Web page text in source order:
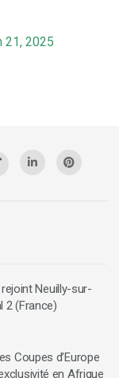
21, 2025
Neuilly-sur-
2 (France)
Coupes d’Europe
en Afrique